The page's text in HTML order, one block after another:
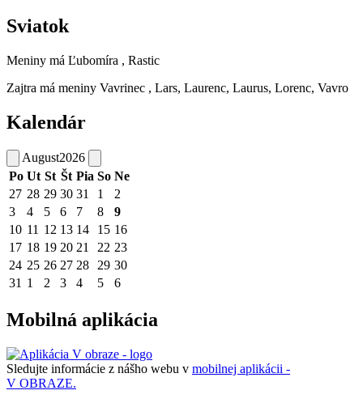
Sviatok
Meniny má Ľubomíra , Rastic
Zajtra má meniny Vavrinec , Lars, Laurenc, Laurus, Lorenc, Vavro
Kalendár
August2026
Po Ut St Št Pia So Ne
27 28 29 30 31 1
2
3
4 5 6 7 8
9
10 11 12 13 14 15 16
17 18 19 20 21 22 23
24 25 26 27 28 29 30
31 1 2 3 4 5 6
Mobilná aplikácia
Sledujte informácie z nášho webu v mobilnej aplikácii -
V OBRAZE.